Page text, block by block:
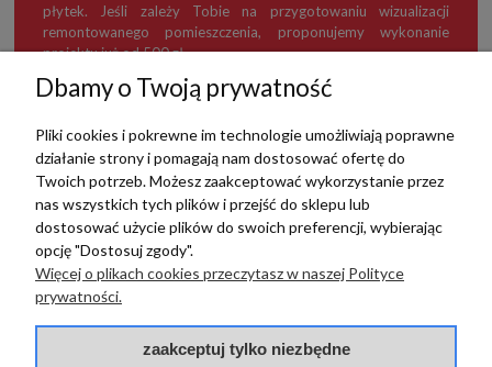
płytek. Jeśli zależy Tobie na przygotowaniu wizualizacji
remontowanego pomieszczenia, proponujemy wykonanie
projektu już od 500 zł.
TERRADECO
BAZA WIEDZY
PŁATNOŚCI I DOSTAWA
Dbamy o Twoją prywatność
Pliki cookies i pokrewne im technologie umożliwiają poprawne
działanie strony i pomagają nam dostosować ofertę do
Twoich potrzeb. Możesz zaakceptować wykorzystanie przez
nas wszystkich tych plików i przejść do sklepu lub
dostosować użycie plików do swoich preferencji, wybierając
opcję "Dostosuj zgody".
Więcej o plikach cookies przeczytasz w naszej Polityce
prywatności.
zaakceptuj tylko niezbędne